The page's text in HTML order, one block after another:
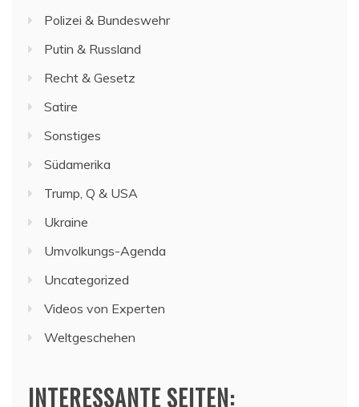
Polizei & Bundeswehr
Putin & Russland
Recht & Gesetz
Satire
Sonstiges
Südamerika
Trump, Q & USA
Ukraine
Umvolkungs-Agenda
Uncategorized
Videos von Experten
Weltgeschehen
INTERESSANTE SEITEN: